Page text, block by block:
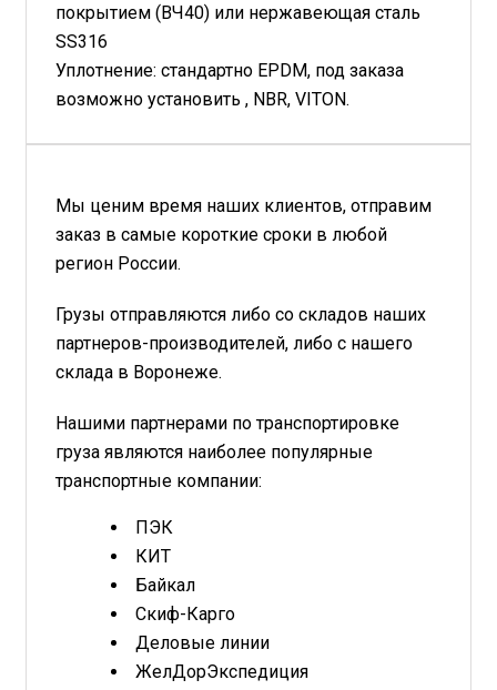
покрытием (ВЧ40) или нержавеющая сталь
SS316
Уплотнение: стандартно EPDM, под заказа
возможно установить , NBR, VITON.
Мы ценим время наших клиентов, отправим
заказ в самые короткие сроки в любой
регион России.
Грузы отправляются либо со складов наших
партнеров-производителей, либо с нашего
склада в Воронеже.
Нашими партнерами по транспортировке
груза являются наиболее популярные
транспортные компании:
ПЭК
КИТ
Байкал
Скиф-Карго
Деловые линии
ЖелДорЭкспедиция